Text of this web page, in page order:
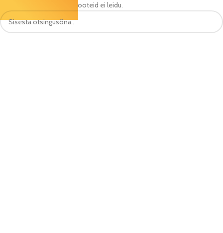
Sinu valikutele vastavaid tooteid ei leidu.